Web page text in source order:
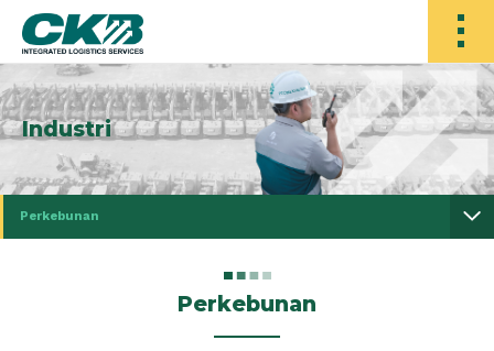
Industri
Perkebunan
Perkebunan